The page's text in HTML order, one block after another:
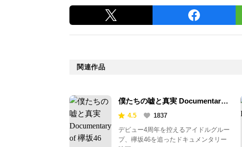
関連作品
僕たちの嘘と真実 Documentary
of 欅坂46
4.5
1837
デビュー4周年を控えるアイドルグルー
プ、欅坂46を追ったドキュメンタリー